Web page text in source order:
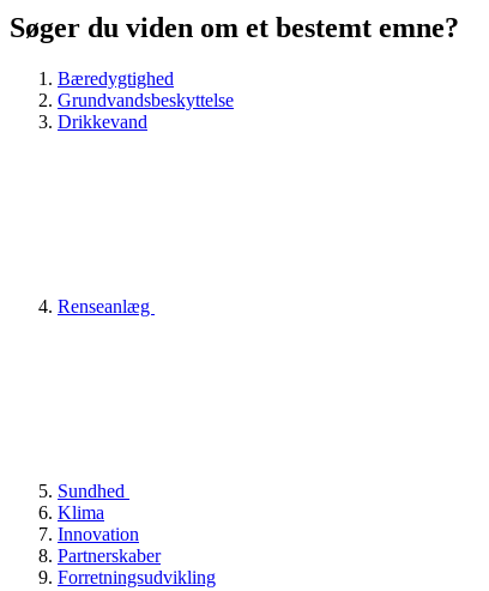
Søger du viden om et bestemt emne?
Bæredygtighed
Grundvandsbeskyttelse
Drikkevand
Renseanlæg
Sundhed
Klima
Innovation
Partnerskaber
Forretningsudvikling